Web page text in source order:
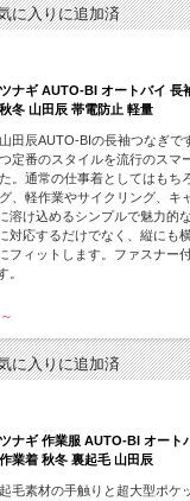
に入りに追加済
ツナギ AUTO-BI オートバイ 長
秋冬 山田辰 帯電防止 軽量
山田辰AUTO-BIの長袖つなぎで
つ定番のスタイルを流行のスマ
た。通常の仕事着としてはもち
グ、軽作業やサイクリング、キ
溶け込めるシンプルで魅力的
対応するだけでなく、縦にも
フィットします。ファスナー
。
～
に入りに追加済
ツナギ 作業服 AUTO-BI オート
作業着 秋冬 裏起毛 山田辰
起毛素材の手触りと超大型ポケ